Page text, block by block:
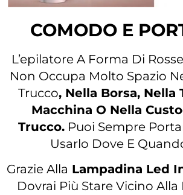
COMODO E
L’epilatore A Forma Di
Non Occupa Molto Spazio
Trucco, Nella Borsa, Nella
Macchina O Nella
Trucco. Puoi Sempre
Usarlo Dove E
Grazie Alla Lampadina Led
Dovrai Più Stare Vicino Alla